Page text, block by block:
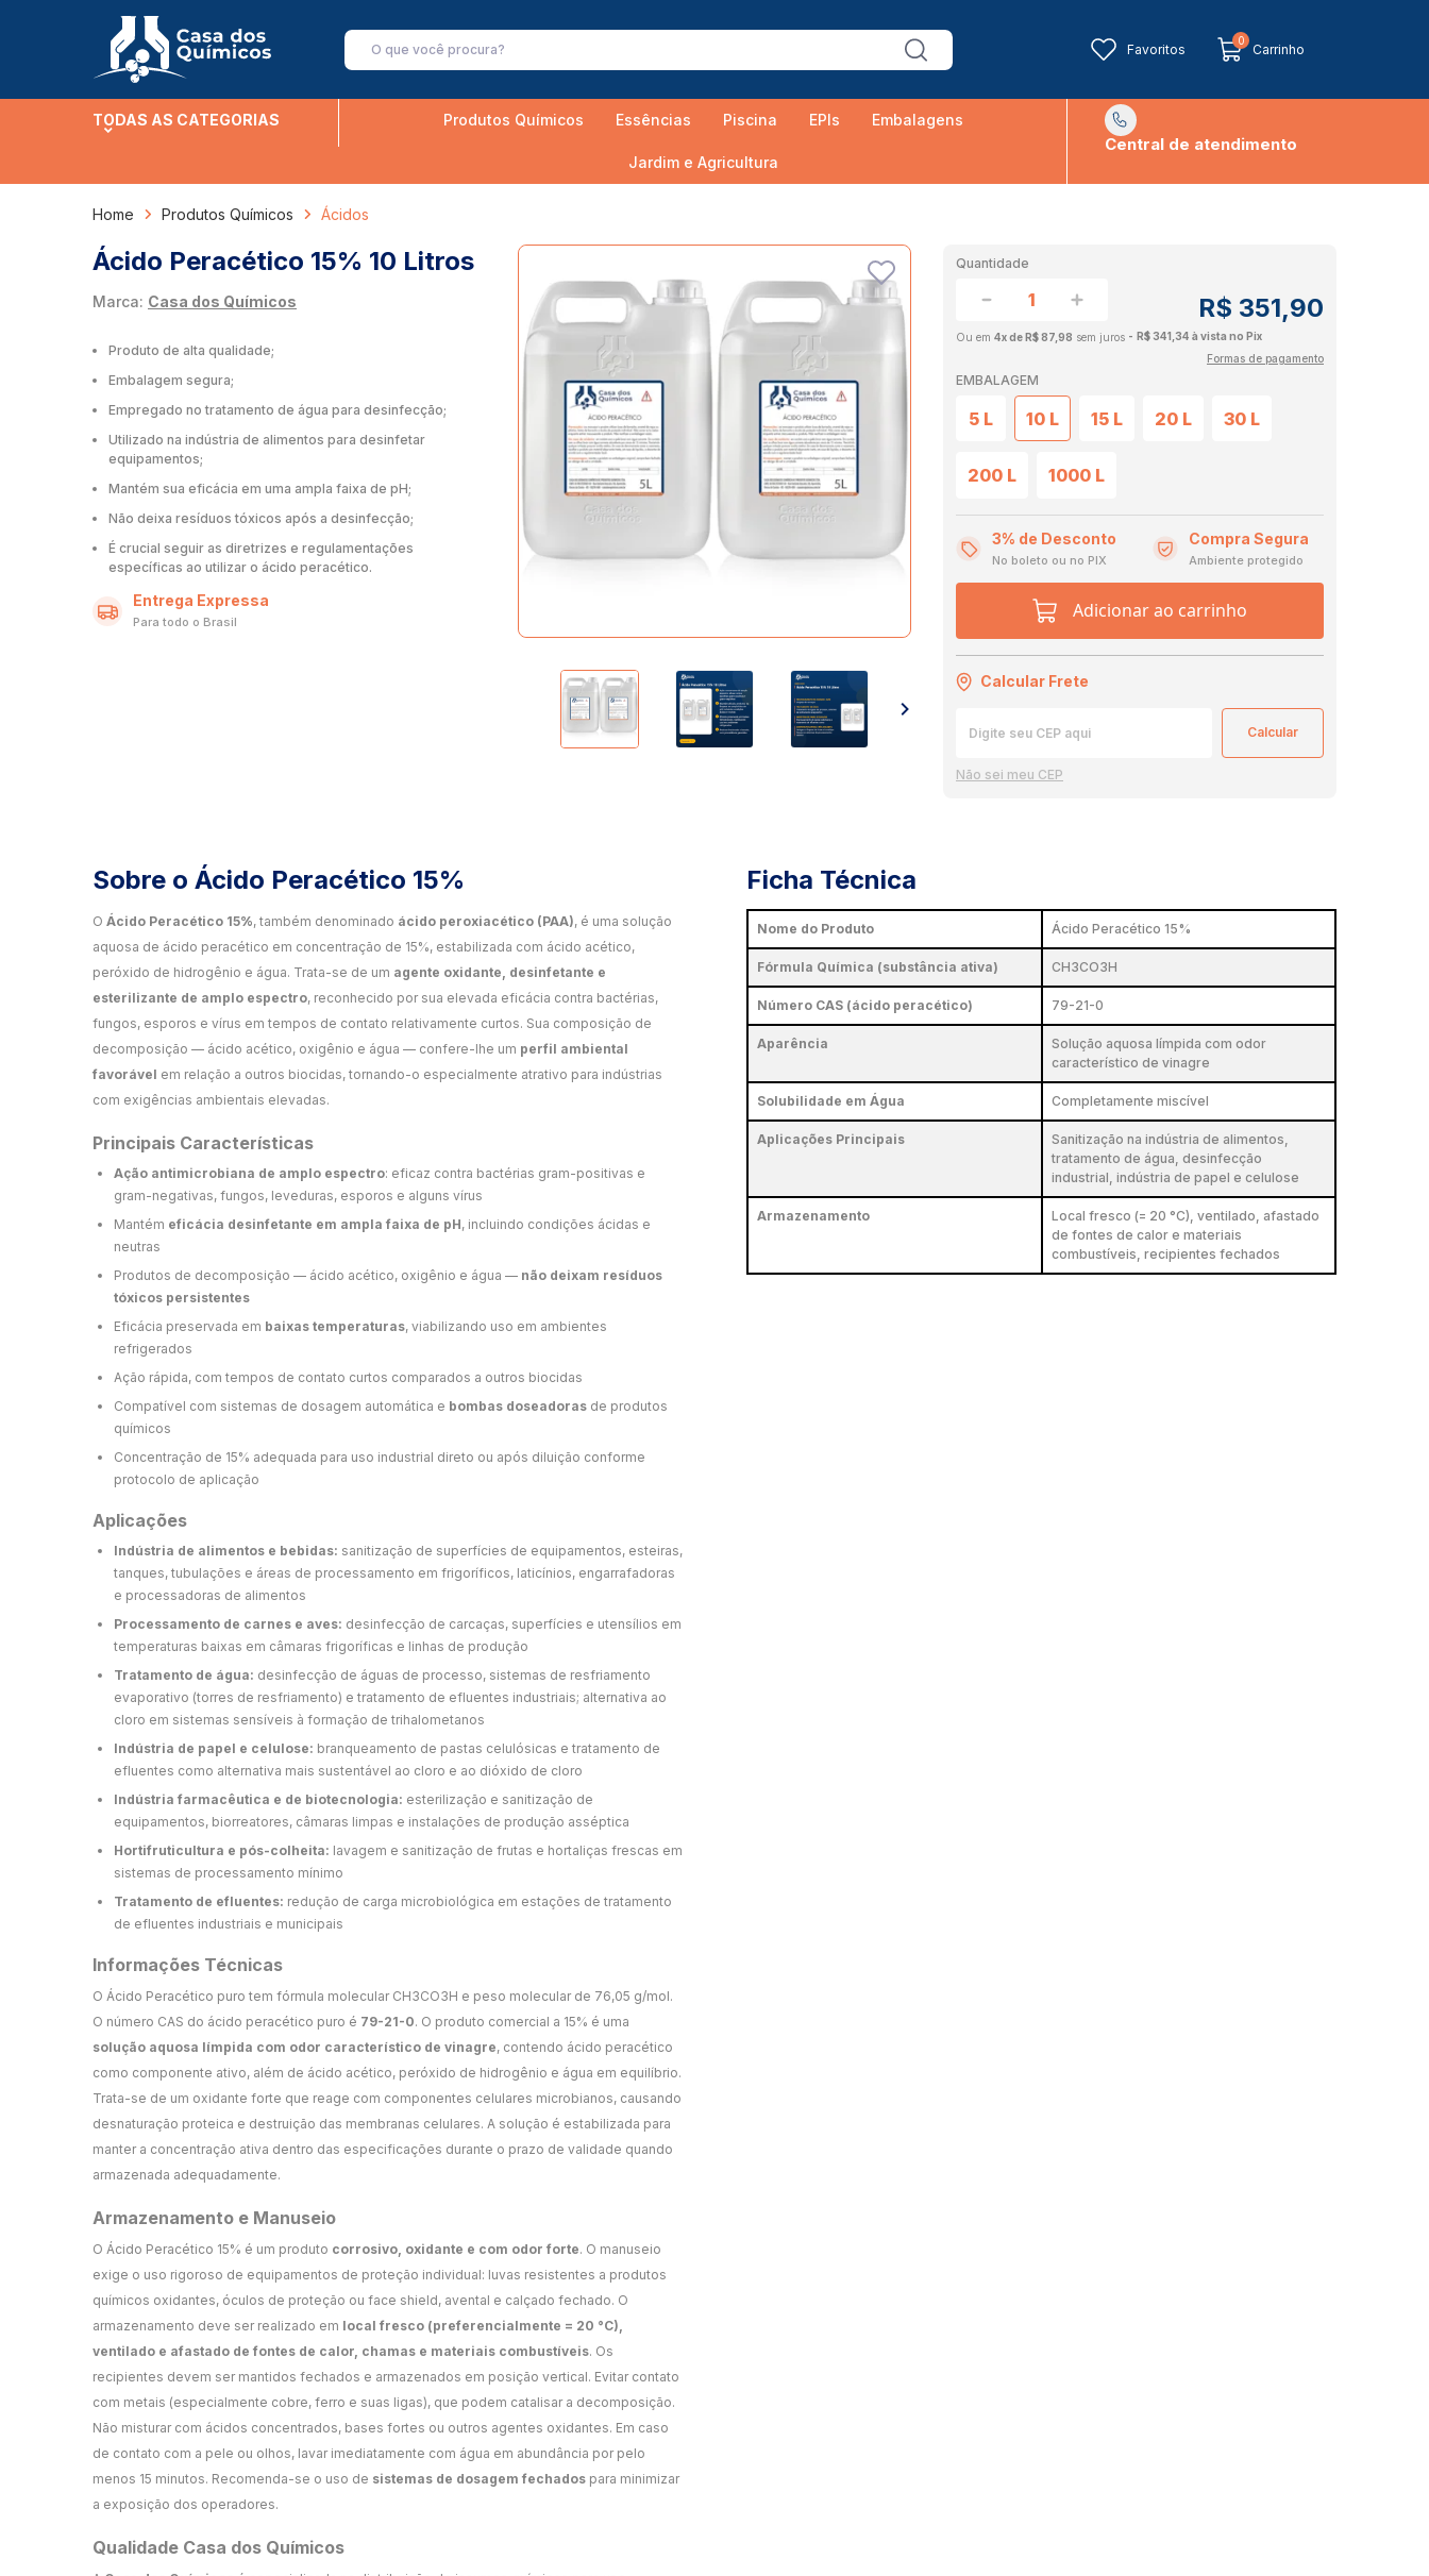
Favoritos
0
Carrinho
TODAS AS CATEGORIAS Produtos Químicos Essências Piscina EPIs Embalagens
Jardim e Agricultura
Central de atendimento
Home Produtos Químicos Ácidos
Ácido Peracético 15% 10 Litros
Marca: Casa dos Químicos
Produto de alta qualidade;
Embalagem segura;
Empregado no tratamento de água para desinfecção;
Utilizado na indústria de alimentos para desinfetar
equipamentos;
Mantém sua eficácia em uma ampla faixa de pH;
Não deixa resíduos tóxicos após a desinfecção;
É crucial seguir as diretrizes e regulamentações
específicas ao utilizar o ácido peracético.
Entrega Expressa
Para todo o Brasil
Quantidade
R$ 351,90
4x de R$ 87,98 sem juros
R$ 341,34 à vista no Pix
Formas de pagamento
EMBALAGEM
5 L 10 L 15 L 20 L 30 L
200 L 1000 L
3% de Desconto
No boleto ou no PIX
Compra Segura
Ambiente protegido
Adicionar ao carrinho
Calcular Frete
Não sei meu CEP
Sobre o Ácido Peracético 15%
O Ácido Peracético 15%, também denominado ácido peroxiacético (PAA), é uma solução
aquosa de ácido peracético em concentração de 15%, estabilizada com ácido acético,
peróxido de hidrogênio e água. Trata-se de um agente oxidante, desinfetante e
esterilizante de amplo espectro, reconhecido por sua elevada eficácia contra bactérias,
fungos, esporos e vírus em tempos de contato relativamente curtos. Sua composição de
decomposição — ácido acético, oxigênio e água — confere-lhe um perfil ambiental
favorável em relação a outros biocidas, tornando-o especialmente atrativo para indústrias
com exigências ambientais elevadas.
Principais Características
Ação antimicrobiana de amplo espectro: eficaz contra bactérias gram-positivas e
gram-negativas, fungos, leveduras, esporos e alguns vírus
Mantém eficácia desinfetante em ampla faixa de pH, incluindo condições ácidas e
neutras
Produtos de decomposição — ácido acético, oxigênio e água — não deixam resíduos
tóxicos persistentes
Eficácia preservada em baixas temperaturas, viabilizando uso em ambientes
refrigerados
Ação rápida, com tempos de contato curtos comparados a outros biocidas
Compatível com sistemas de dosagem automática e bombas doseadoras de produtos
químicos
Concentração de 15% adequada para uso industrial direto ou após diluição conforme
protocolo de aplicação
Aplicações
Indústria de alimentos e bebidas: sanitização de superfícies de equipamentos, esteiras,
tanques, tubulações e áreas de processamento em frigoríficos, laticínios, engarrafadoras
e processadoras de alimentos
Processamento de carnes e aves: desinfecção de carcaças, superfícies e utensílios em
temperaturas baixas em câmaras frigoríficas e linhas de produção
Tratamento de água: desinfecção de águas de processo, sistemas de resfriamento
evaporativo (torres de resfriamento) e tratamento de efluentes industriais; alternativa ao
cloro em sistemas sensíveis à formação de trihalometanos
Indústria de papel e celulose: branqueamento de pastas celulósicas e tratamento de
efluentes como alternativa mais sustentável ao cloro e ao dióxido de cloro
Indústria farmacêutica e de biotecnologia: esterilização e sanitização de
equipamentos, biorreatores, câmaras limpas e instalações de produção asséptica
Hortifruticultura e pós-colheita: lavagem e sanitização de frutas e hortaliças frescas em
sistemas de processamento mínimo
Tratamento de efluentes: redução de carga microbiológica em estações de tratamento
de efluentes industriais e municipais
Informações Técnicas
O Ácido Peracético puro tem fórmula molecular CH3CO3H e peso molecular de 76,05 g/mol.
O número CAS do ácido peracético puro é 79-21-0. O produto comercial a 15% é uma
solução aquosa límpida com odor característico de vinagre, contendo ácido peracético
como componente ativo, além de ácido acético, peróxido de hidrogênio e água em equilíbrio.
Trata-se de um oxidante forte que reage com componentes celulares microbianos, causando
desnaturação proteica e destruição das membranas celulares. A solução é estabilizada para
manter a concentração ativa dentro das especificações durante o prazo de validade quando
armazenada adequadamente.
Armazenamento e Manuseio
O Ácido Peracético 15% é um produto corrosivo, oxidante e com odor forte. O manuseio
exige o uso rigoroso de equipamentos de proteção individual: luvas resistentes a produtos
químicos oxidantes, óculos de proteção ou face shield, avental e calçado fechado. O
armazenamento deve ser realizado em local fresco (preferencialmente = 20 °C),
ventilado e afastado de fontes de calor, chamas e materiais combustíveis. Os
recipientes devem ser mantidos fechados e armazenados em posição vertical. Evitar contato
com metais (especialmente cobre, ferro e suas ligas), que podem catalisar a decomposição.
Não misturar com ácidos concentrados, bases fortes ou outros agentes oxidantes. Em caso
de contato com a pele ou olhos, lavar imediatamente com água em abundância por pelo
menos 15 minutos. Recomenda-se o uso de sistemas de dosagem fechados para minimizar
a exposição dos operadores.
Qualidade Casa dos Químicos
Ficha Técnica
Nome do Produto Ácido Peracético 15%
Fórmula Química (substância ativa) CH3CO3H
Número CAS (ácido peracético) 79-21-0
Aparência
Solução aquosa límpida com odor
característico de vinagre
Solubilidade em Água Completamente miscível
Aplicações Principais
Sanitização na indústria de alimentos,
tratamento de água, desinfecção
industrial, indústria de papel e celulose
Armazenamento
Local fresco (= 20 °C), ventilado, afastado
de fontes de calor e materiais
combustíveis, recipientes fechados